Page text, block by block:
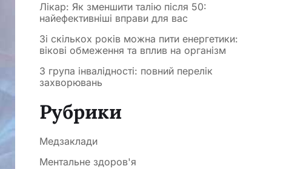
Лікар: Як зменшити талію після 50:
найефективніші вправи для вас
Зі скількох років можна пити енергетики:
вікові обмеження та вплив на організм
3 група інвалідності: повний перелік
захворювань
Рубрики
Медзаклади
Ментальне здоров'я